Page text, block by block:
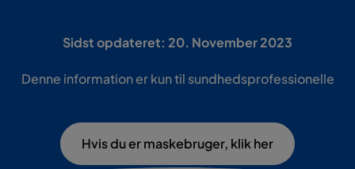
Hvis du er maskebruger, klik her
Sidst opdateret: 20. November 2023
Denne information er kun til sundhedsprofessionelle